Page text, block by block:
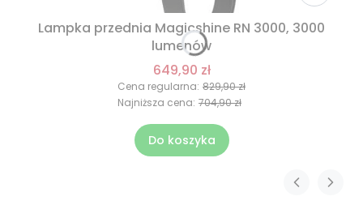
Lampka przednia Magicshine RN 3000, 3000
lumenów
649,90 zł
Cena regularna: 829,90 zł
Najniższa cena: 704,90 zł
Do koszyka